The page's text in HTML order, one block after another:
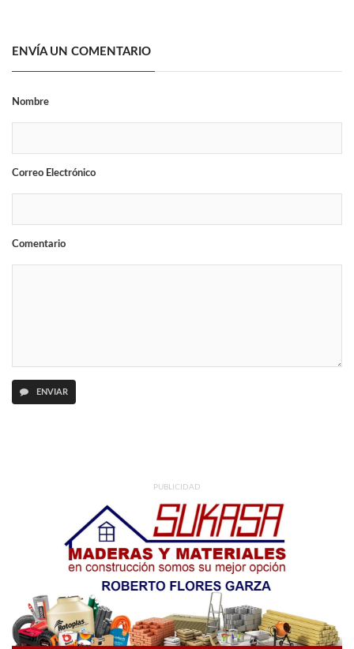
ENVÍA UN COMENTARIO
Nombre
Correo Electrónico
Comentario
ENVIAR
PUBLICIDAD